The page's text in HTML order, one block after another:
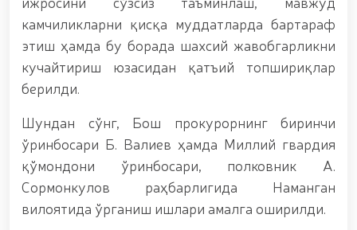
технологияларни ривожлантириш истиқболлари”
мавзусида республика ҳарбий илмий-амалий
конференцияси ташкил этилди. // Миллий гвардия
қўмондони генерал-полковник B.Tashmatov илк
манзилли ишларини Юнусобод туманида амалга
оширди. // Самарқанд ва Бухоро вилояталарида
хавфсиз муҳитни яратиш ва жамоат
хавфсизлигини ишончли таъминлаш бўйича
манзилли ишлар амалга оширилди. // Ёшлар
сиёсатига оид устувор вазифалар доимий
эътиборда. // Миллий гвардия қўмондони генерал-
полковник B.Tashmatov Ўзбекистон ҳуқуқни
муҳофаза қилиш органларининг Қўл жанги
камчиликларни қисқа муддатларда бартараф
этиш ҳамда бу борада шахсий жавобгарликни
кучайтириш юзасидан қатъий топшириқлар
берилди.
Шундан сўнг, Бош прокурорнинг биринчи
ўринбосари Б. Валиев ҳамда Миллий гвардия
қўмондони ўринбосари, полковник А.
Сормонкулов раҳбарлигида Наманган
вилоятида ўрганиш ишлари амалга оширилди.